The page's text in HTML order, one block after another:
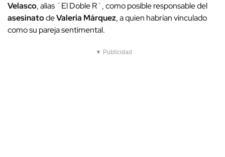
Velasco, alias ´El Doble R´, como posible responsable del
asesinatodeValeria Márquez, a quien habrían vinculado
como su pareja sentimental.
▼ Publicidad